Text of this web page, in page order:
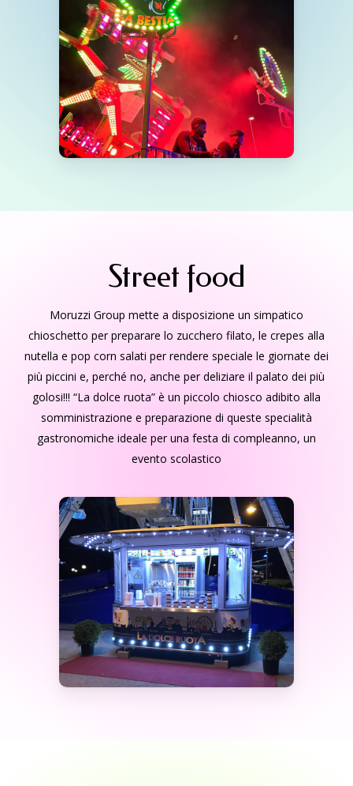
Street food
Moruzzi Group mette a disposizione un simpatico
chioschetto per preparare lo zucchero filato, le crepes alla
nutella e pop corn salati per rendere speciale le giornate dei
più piccini e, perché no, anche per deliziare il palato dei più
golosi!!! “La dolce ruota” è un piccolo chiosco adibito alla
somministrazione e preparazione di queste specialità
gastronomiche ideale per una festa di compleanno, un
evento scolastico